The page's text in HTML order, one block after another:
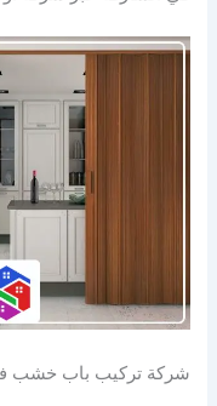
شركة تركيب باب خشب